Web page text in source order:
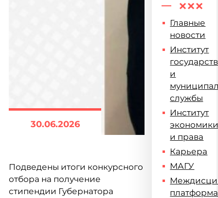
30.06.2026
Подведены итоги конкурсного
отбора на получение
стипендии Губернатора
Главные
новости
Институт
и
службы
Институт
и права
Карьера
МАГУ
платформа